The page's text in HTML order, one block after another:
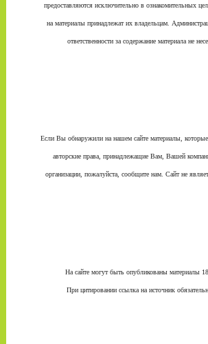
предоставляются исключительно в ознакомительных
на материалы принадлежат их владельцам.
ответственности за содержание материала не
Если Вы обнаружили на нашем сайте материалы,
авторские права, принадлежащие Вам, Вашей
организации, пожалуйста, сообщите нам. Сайт не
На сайте могут быть опубликованы материалы
При цитировании ссылка на источник